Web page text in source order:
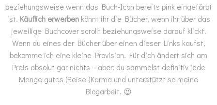
beziehungsweise wenn das Buch-Icon bereits pink eingefärbt
ist. Käuflich erwerbenkönnt ihr die Bücher, wenn ihr über das
jeweilige Buchcover scrollt beziehungsweise darauf klickt.
Wenn du eines der Bücher über einen dieser Links kaufst,
bekomme ich eine kleine Provision. Für dich ändert sich am
Preis absolut gar nichts – aber: du sammelst definitiv jede
Menge gutes (Reise-)Karma und unterstützt so meine
Blogarbeit. 😍